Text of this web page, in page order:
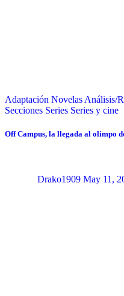
Adaptación Novelas Análisis/
Secciones Series Series y cine
Off Campus, la llegada al olimpo
Drako1909 May 11,